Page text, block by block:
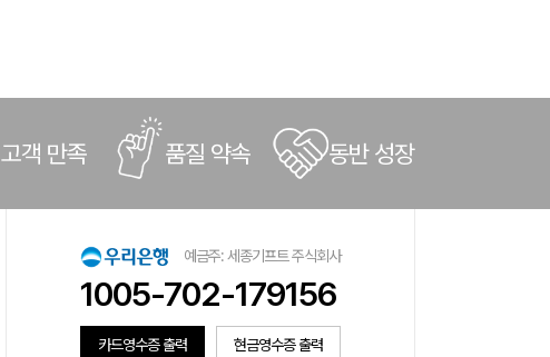
고객 만족 품질 약속 동반 성장
예금주: 세종기프트 주식회사
1005-702-179156
카드영수증 출력 현금영수증 출력